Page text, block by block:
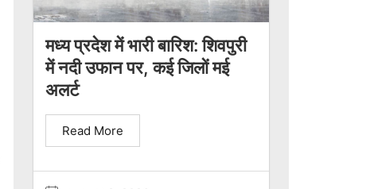
मध्य प्रदेश में भारी बारिश: शिवपुरी
में नदी उफान पर, कई जिलों मई
अलर्ट
Read More